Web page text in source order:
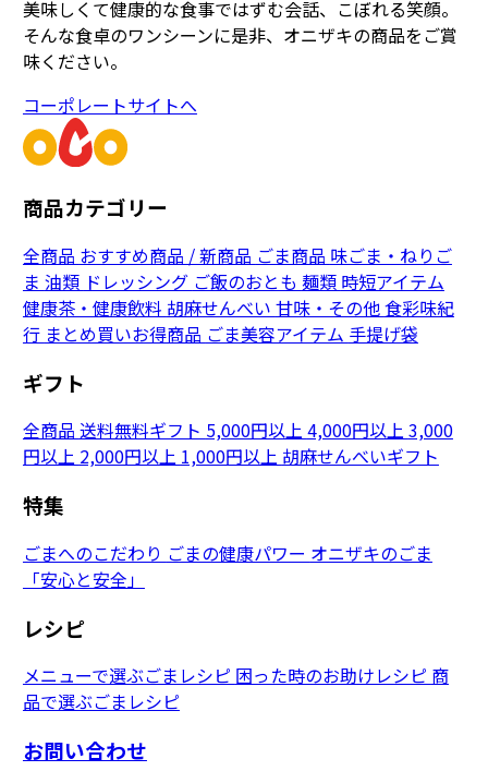
美味しくて健康的な食事ではずむ会話、こぼれる笑顔。
そんな食卓のワンシーンに是非、オニザキの商品をご賞
味ください。
コーポレートサイトへ
商品カテゴリー
全商品 おすすめ商品 / 新商品 ごま商品 味ごま・ねりご
ま 油類 ドレッシング ご飯のおとも 麺類 時短アイテム
健康茶・健康飲料 胡麻せんべい 甘味・その他食彩味紀
行 まとめ買いお得商品 ごま美容アイテム 手提げ袋
ギフト
全商品 送料無料ギフト 5,000円以上 4,000円以上 3,000
円以上 2,000円以上 1,000円以上 胡麻せんべいギフト
特集
ごまへのこだわり ごまの健康パワー オニザキのごま
「安心と安全」
レシピ
メニューで選ぶごまレシピ 困った時のお助けレシピ 商
品で選ぶごまレシピ
お問い合わせ